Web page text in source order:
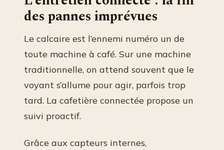
des pannes imprévues
Le calcaire est l’ennemi numéro un de
toute machine à café. Sur une machine
traditionnelle, on attend souvent que le
voyant s’allume pour agir, parfois trop
tard. La cafetière connectée propose un
suivi proactif.
Grâce aux capteurs internes,